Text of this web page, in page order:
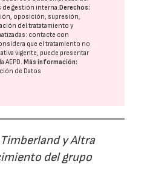
de gestión interna. Derechos:
oposición, supresión,
del tratatamiento y
contacte con
que el tratamiento no
vigente, puede presentar
AEPD. Más información:
de Datos
y Altra
del grupo